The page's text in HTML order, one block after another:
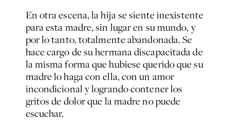
En otra escena, la hija se siente inexistente
para esta madre, sin lugar en su mundo, y
por lo tanto, totalmente abandonada. Se
hace cargo de su hermana discapacitada de
la misma forma que hubiese querido que su
madre lo haga con ella, con un amor
incondicional y logrando contener los
gritos de dolor que la madre no puede
escuchar.